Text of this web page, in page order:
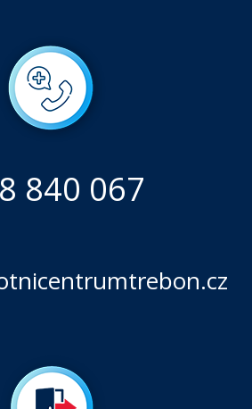
840 067